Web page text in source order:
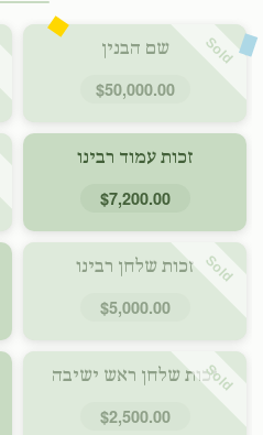
Sold שם הבנין
$50,000.00
זכות עמוד רבינו
$7,200.00
Sold זכות שלחן רבינו
$5,000.00
Soldזכות שלחן ראש ישיבה
$2,500.00